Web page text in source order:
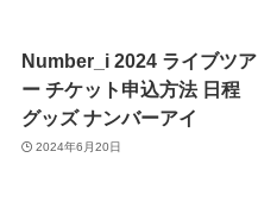
Number_i 2024 ライブツア
ー チケット申込方法 日程
グッズ ナンバーアイ
2024年6月20日